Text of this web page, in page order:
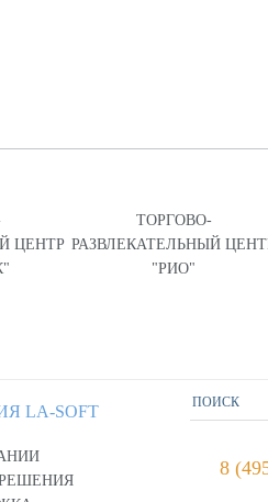
ЦЕНТР
ТОРГОВО-
РАЗВЛЕКАТЕЛЬНЫЙ
"РИО"
LA-SOFT
8